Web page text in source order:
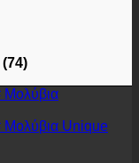
(74)